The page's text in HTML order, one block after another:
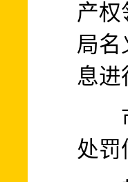
产权
局名
息进
市
处罚